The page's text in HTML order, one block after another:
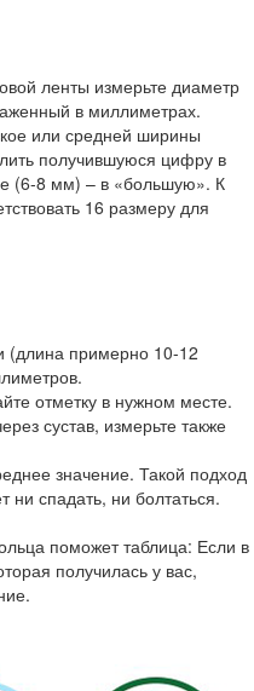
ленты измерьте диаметр
в миллиметрах.
или средней ширины
получившуюся цифру в
(6-8 мм) – в «большую». К
16 размеру для
(длина примерно 10-12
отметку в нужном месте.
сустав, измерьте также
значение. Такой подход
ни спадать, ни болтаться.
поможет таблица: Если в
получилась у вас,